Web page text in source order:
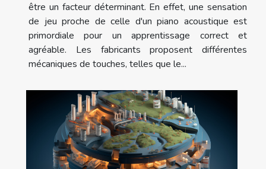
être un facteur déterminant. En effet, une sensation
de jeu proche de celle d'un piano acoustique est
primordiale pour un apprentissage correct et
agréable. Les fabricants proposent différentes
mécaniques de touches, telles que le...